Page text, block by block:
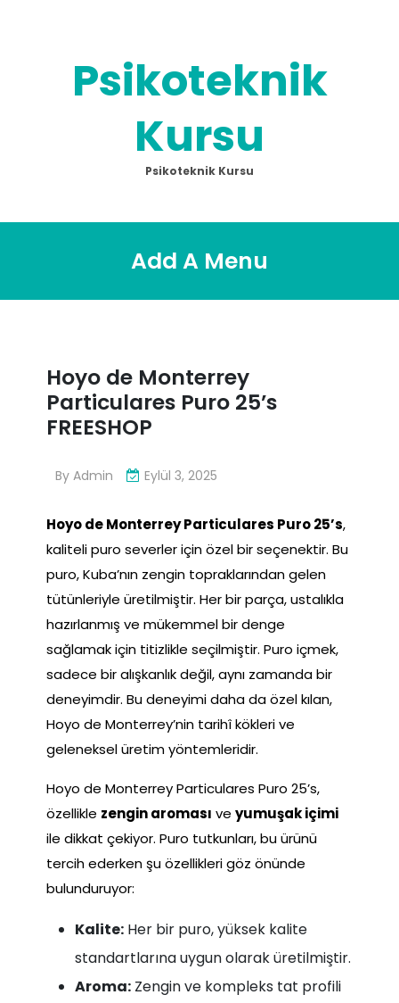
Psikoteknik
Kursu
Psikoteknik Kursu
Add A Menu
Hoyo de Monterrey
Particulares Puro 25’s
FREESHOP
By Admin Eylül 3, 2025
Hoyo de Monterrey Particulares Puro 25’s,
kaliteli puro severler için özel bir seçenektir. Bu
puro, Kuba’nın zengin topraklarından gelen
tütünleriyle üretilmiştir. Her bir parça, ustalıkla
hazırlanmış ve mükemmel bir denge
sağlamak için titizlikle seçilmiştir. Puro içmek,
sadece bir alışkanlık değil, aynı zamanda bir
deneyimdir. Bu deneyimi daha da özel kılan,
Hoyo de Monterrey’nin tarihî kökleri ve
geleneksel üretim yöntemleridir.
Hoyo de Monterrey Particulares Puro 25’s,
özellikle zengin aroması ve yumuşak içimi
ile dikkat çekiyor. Puro tutkunları, bu ürünü
tercih ederken şu özellikleri göz önünde
bulunduruyor:
Kalite: Her bir puro, yüksek kalite
standartlarına uygun olarak üretilmiştir.
Aroma: Zengin ve kompleks tat profili